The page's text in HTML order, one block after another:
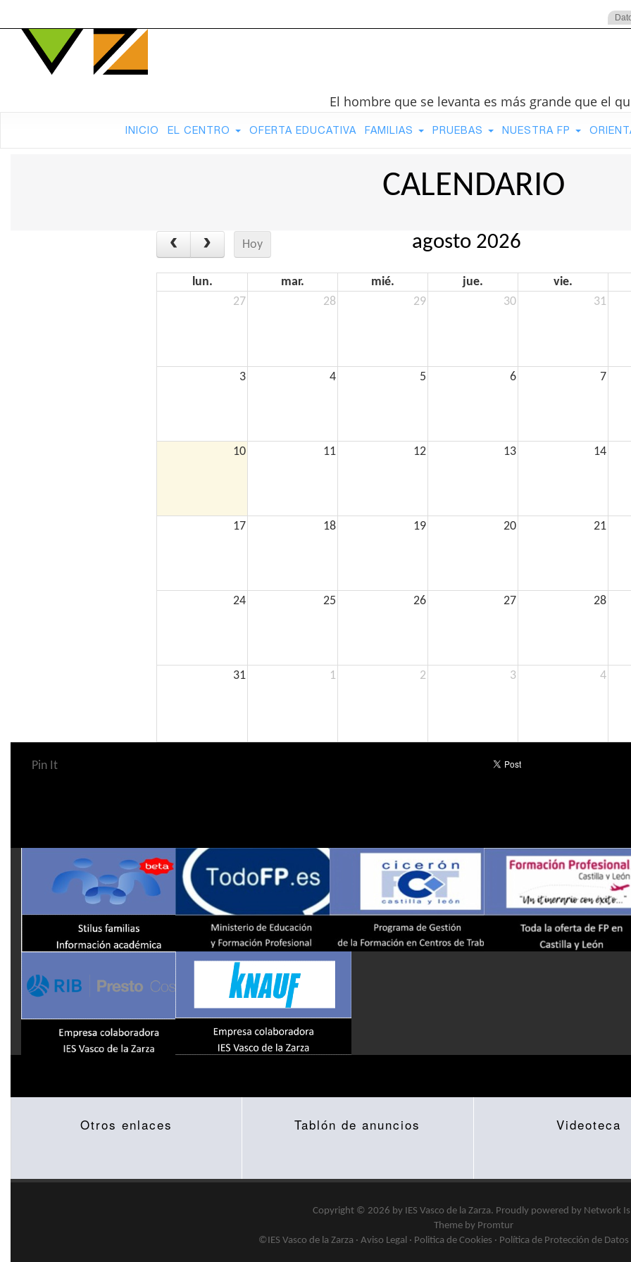
El hombre que se levanta es más grande que el
INICIO EL CENTRO OFERTA EDUCATIVA FAMILIAS PRUEBAS NUESTRA FP
CALENDARIO
Hoy agosto 2026
lun. mar. mié. jue.
vie.
27
28 29 30 31
3 4 5 6 7
10 11 12 13 14
17 18 19 20 21
24 25 26 27 28
31 1 2 3 4
Pin It
Otros enlaces Tablón de anuncios Videoteca
Copyright © 2026 by IES Vasco de la Zarza. Proudly powered by Network
Theme by Promtur
©IES Vasco de la Zarza · Aviso Legal · Politica de Cookies · Política de Protección de Datos